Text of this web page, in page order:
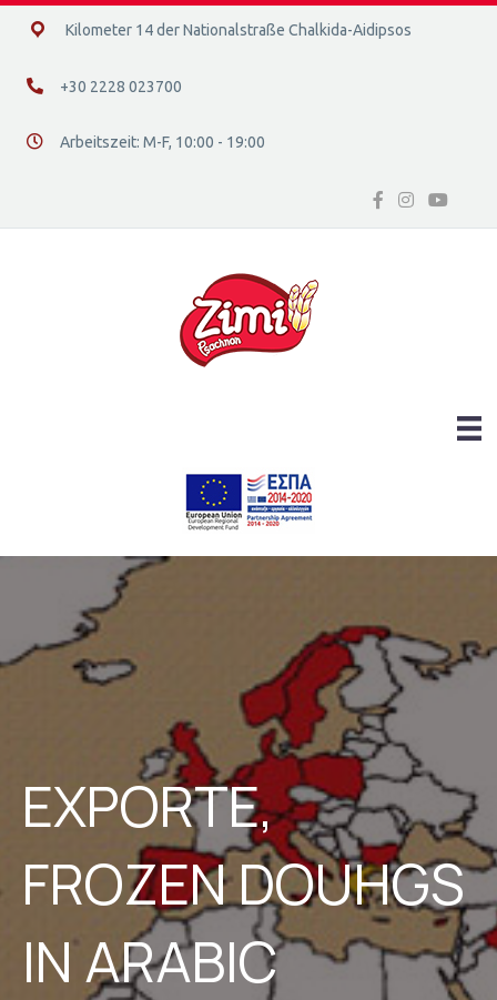
14ο χλμ. Ε.Ο. Χαλκίδας – Αιδηψού, 34400
Kilometer 14 der Nationalstraße Chalkida-Aidipsos
+30 2228 023700
+30 2228 023700
Διεύθυνση οδός 16, Ελλάδα
Arbeitszeit: Μ-F, 10:00 - 19:00
EXPORTE,
FROZEN DOUHGS
IN ARABIC